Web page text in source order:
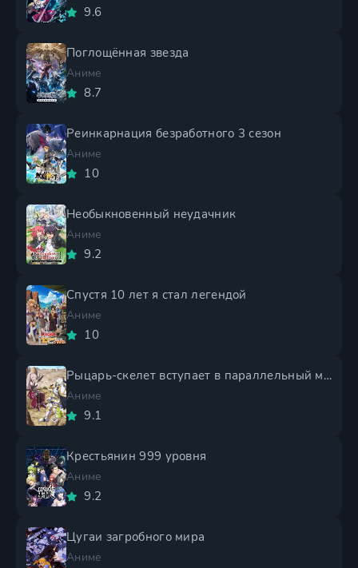
9.6
Поглощённая звезда
Аниме
8.7
Реинкарнация безработного 3 сезон
Аниме
10
Необыкновенный неудачник
Аниме
9.2
Спустя 10 лет я стал легендой
Аниме
10
Рыцарь-скелет вступает в параллельный мир 2 сезон
Аниме
9.1
Крестьянин 999 уровня
Аниме
9.2
Цугаи загробного мира
Аниме